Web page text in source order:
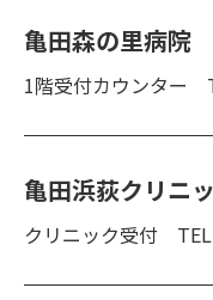
亀田森の里病院
1階受付カウンター
亀田浜荻クリニ
クリニック受付